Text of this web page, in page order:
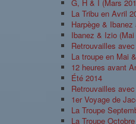
G, H & I (Mars
La Tribu en Avril
Harpège & Ibanez
Ibanez & Izio (Mai
Retrouvailles
La troupe en Mai
12 heures avant
Été 2014
Retrouvailles
1er Voyage de
La Troupe
La Troupe